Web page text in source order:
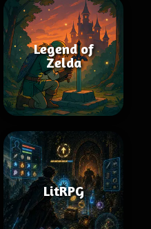
Legend of
Zelda
LitRPG